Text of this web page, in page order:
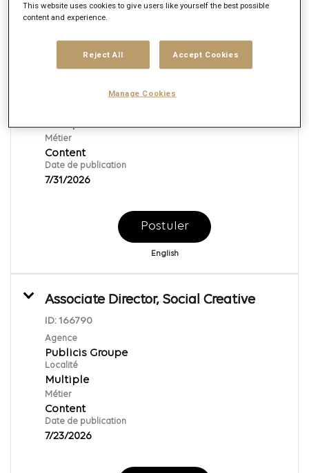
Par
Senior Content Creator
Publicis Groupe
Multiple
Métier
Content
Date de publication
7/31/2026
Postuler
English
Associate Director, Social Creative
ID: 166790
Agence
Publicis Groupe
Localité
Multiple
Métier
Content
Date de publication
7/23/2026
This website uses cookies to give users like yourself the best possible
content and experience.
Reject All Accept Cookies
Manage Cookies